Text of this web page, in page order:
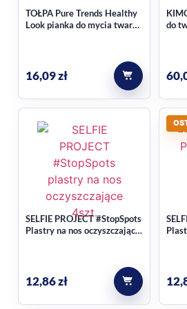
Dla kogo są te
Dla osób z cerą problematyczną,
pojedyncze niedoskonałości i
wygodnej, punktowej formie.
Czy produkt ma
hydrożelowych lub
hydrokoloidowych
Tak, w opisie produktu wskazano
hydrokoloidową oraz punktowe
TOŁPA Pure Trends Healthy
Look pianka do mycia twarzy,
16,09zł
do
SELFIE PROJECT #StopSpots
Plastry na nos oczyszczające
12,86zł